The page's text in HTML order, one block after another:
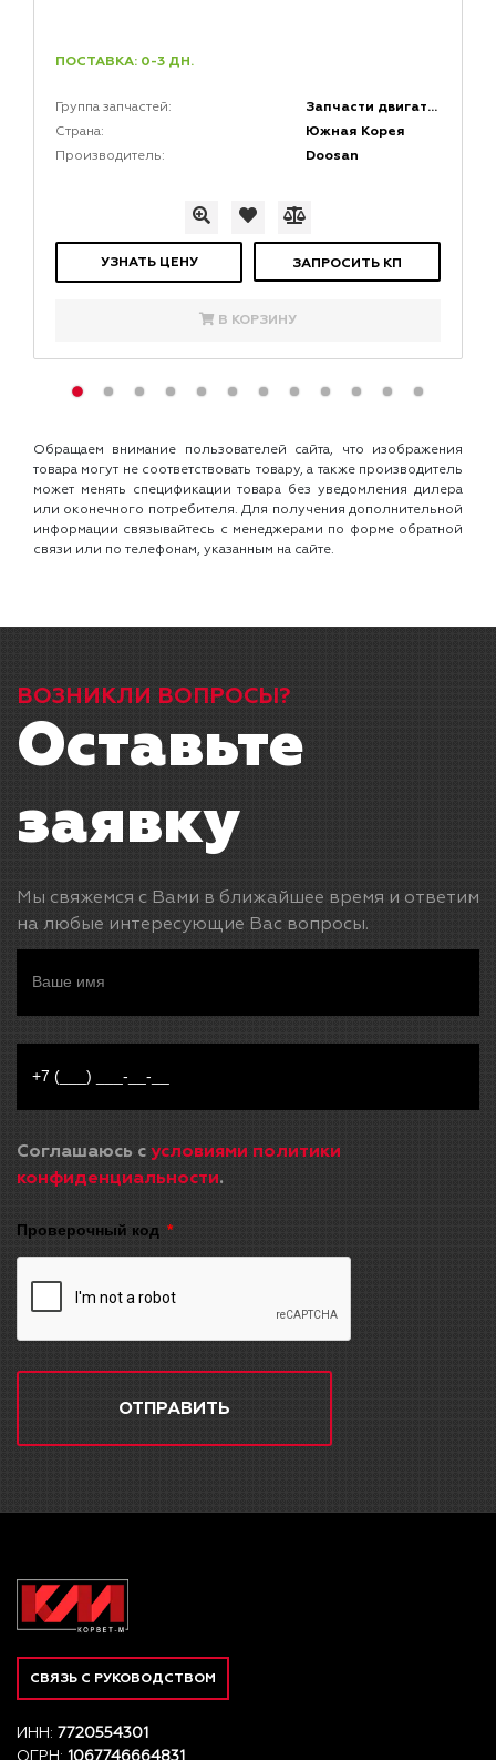
ПОСТАВКА: 0-3 ДН.
Группа запчастей: Запчасти двигателей
Страна: Южная Корея
Производитель: Doosan
УЗНАТЬ ЦЕНУ ЗАПРОСИТЬ КП
В КОРЗИНУ
Обращаем внимание пользователей сайта, что изображения
товара могут не соответствовать товару, а также производитель
может менять спецификации товара без уведомления дилера
или оконечного потребителя. Для получения дополнительной
информации связывайтесь с менеджерами по форме обратной
связи или по телефонам, указанным на сайте.
ВОЗНИКЛИ ВОПРОСЫ?
Оставьте
заявку
Мы свяжемся с Вами в ближайшее время и ответим
на любые интересующие Вас вопросы.
Соглашаюсь с условиями политики
конфиденциальности.
Проверочный код
ОТПРАВИТЬ
СВЯЗЬ С РУКОВОДСТВОМ
ИНН: 7720554301
ОГРН: 1067746664831